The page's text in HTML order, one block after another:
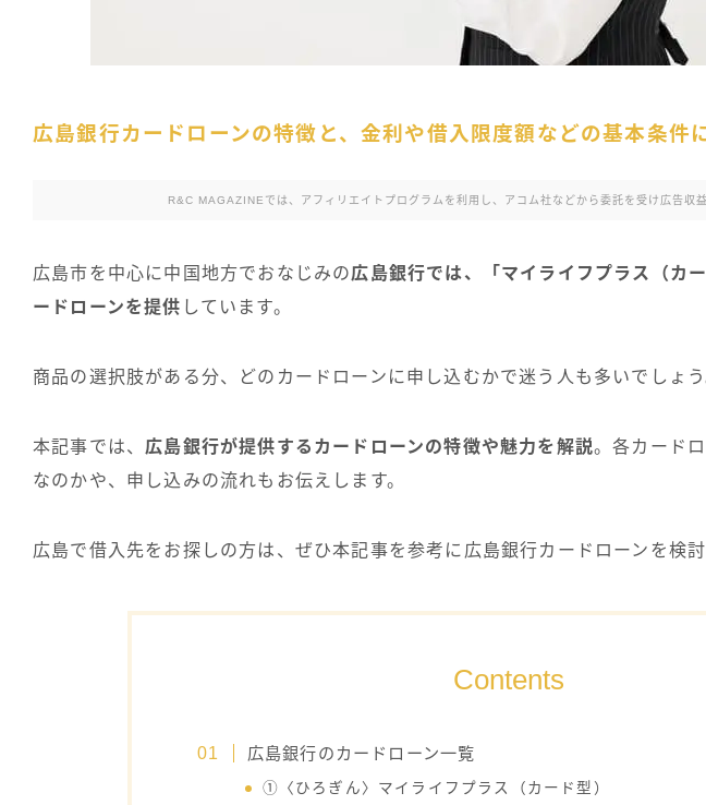
広島銀行カードローンの特徴と、金利や借入限度額などの基本条件
R&C MAGAZINEでは、アフィリエイトプログラムを利用し、アコム社などから委託を受け広告収
広島市を中心に中国地方でおなじみの広島銀行では、「マイライフプラス（カ
ードローンを提供 しています。
商品の選択肢がある分、どのカードローンに申し込むかで迷う人も多いでしょう
本記事では、 広島銀行が提供するカードローンの特徴や魅力を解説。各カード
なのかや、申し込みの流れもお伝えします。
広島で借入先をお探しの方は、ぜひ本記事を参考に広島銀行カードローンを検討
Contents
広島銀行のカードローン一覧
①〈ひろぎん〉マイライフプラス（カード型）